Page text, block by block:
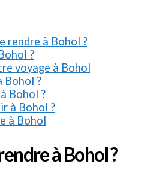
rendre à Bohol ?
?
voyage à Bohol
Bohol ?
Bohol ?
à Bohol ?
à Bohol
à Bohol ?